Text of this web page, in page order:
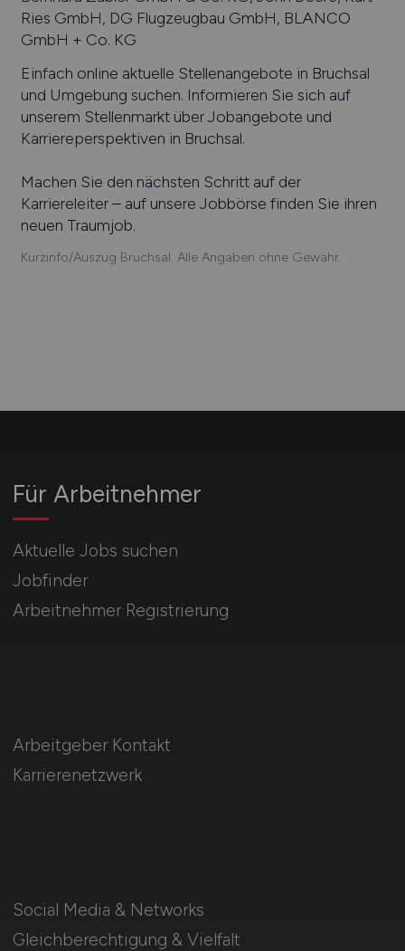
Ries GmbH, DG Flugzeugbau GmbH, BLANCO
GmbH + Co. KG
Einfach online aktuelle Stellenangebote in Bruchsal
und Umgebung suchen. Informieren Sie sich auf
unserem Stellenmarkt über Jobangebote und
Karriereperspektiven in Bruchsal.
Machen Sie den nächsten Schritt auf der
Karriereleiter – auf unsere Jobbörse finden Sie ihren
neuen Traumjob.
Kurzinfo/Auszug Bruchsal. Alle Angaben ohne Gewähr.
Für Arbeitnehmer
Aktuelle Jobs suchen
Jobfinder
Arbeitnehmer Registrierung
Social Media & Networks
Gleichberechtigung & Vielfalt
Arbeitgeber Kontakt
Karrierenetzwerk